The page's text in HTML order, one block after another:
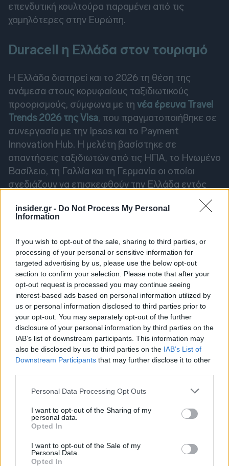
insider.gr - Do Not Process My Personal
Information
If you wish to opt-out of the sale, sharing to third parties, or
processing of your personal or sensitive information for
targeted advertising by us, please use the below opt-out
section to confirm your selection. Please note that after your
opt-out request is processed you may continue seeing
interest-based ads based on personal information utilized by
us or personal information disclosed to third parties prior to
your opt-out. You may separately opt-out of the further
disclosure of your personal information by third parties on the
IAB’s list of downstream participants. This information may
also be disclosed by us to third parties on the IAB’s List of
Downstream Participants that may further disclose it to other
Please note that this website/app uses one or more Google
not limited to your visit or usage behaviour. You may click to
grant or deny consent to Google and its third-party tags to
use your data for below specified purposes in below Google
consent section.
Personal Data Processing Opt Outs
I want to opt-out of the Sharing of my
personal data.
Opted In
I want to opt-out of the Sale of my
Personal Data.
Opted In
επενδυτική κουλτούρα παραμένει από τις
χαμηλότερες στην Ευρώπη.
Duracell η Ελλάδα στον τουρισμό
Η Ελλάδα διατηρεί και το 2026 τη θέση της
ανάμεσα στους κορυφαίους ταξιδιωτικούς
προορισμούς, σύμφωνα με τη νέα έρευνα Travel
Trends 2026 της Visa, που πραγματοποιήθηκε σε
συνεργασία με την Ipsos και το Payment
Innovation Hub. Η μελέτη βασίστηκε σε
απαντήσεις ταξιδιωτών από τις ΗΠΑ, το Ηνωμένο
Βασίλειο, τη Γαλλία και τη Γερμανία οι οποίοι
σχεδιάζουν να επισκεφθούν την Ελλάδα εντός